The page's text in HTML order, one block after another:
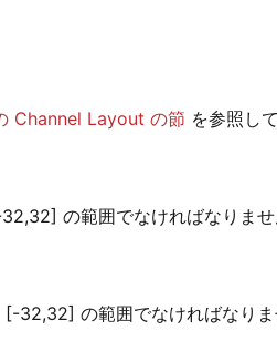
Channel Layout の節 を参照し
の範囲でなければなりませ
32,32] の範囲でなければなりま